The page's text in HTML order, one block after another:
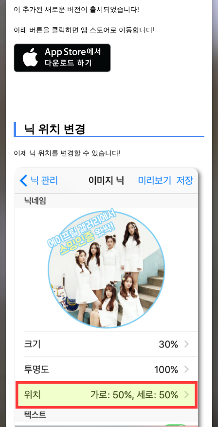
이 추가된 새로운 버전이 출시되었습니다!
아래 버튼을 클릭하면 앱 스토어로 이동합니다!
닉 위치 변경
이제 닉 위치를 변경할 수 있습니다!